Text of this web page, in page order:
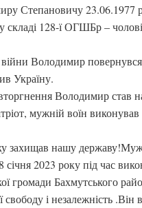
Степановичу
складі 128-ї ОГШБр –
Володимир
Україну.
Володимир став на
мужній воїн
захищав нашу
2023 року під час
громади Бахмутського
свободу і незалежність